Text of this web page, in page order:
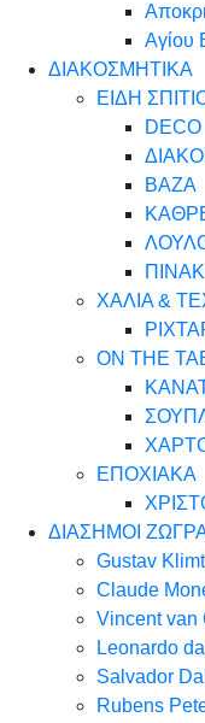
Αγίου
ΔΙΑΚΟΣΜΗΤΙΚΑ
ΕΙΔΗ
DECO
ΒΑΖΑ
ΧΑΛΙΑ &
ON THE
ΕΠΟΧΙΑΚΑ
ΔΙΑΣΗΜΟΙ
Gustav Klimt
Claude
Vincent van
Leonardo
Salvador
Rubens